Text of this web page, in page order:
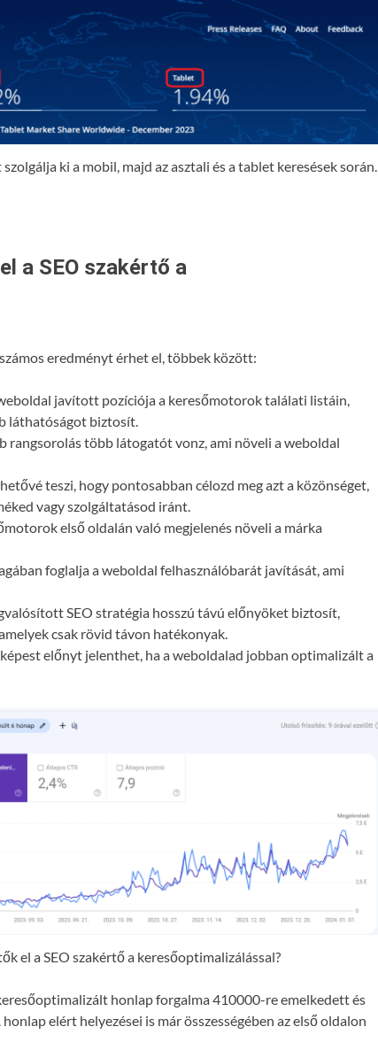
ki a mobil, majd az asztali és a tablet keresések során.
a SEO szakértő a
eredményt érhet el, többek között:
javított pozíciója a keresőmotorok találati listáin,
láthatóságot biztosít.
rangsorolás több látogatót vonz, ami növeli a weboldal
teszi, hogy pontosabban célozd meg azt a közönséget,
vagy szolgáltatásod iránt.
első oldalán való megjelenés növeli a márka
foglalja a weboldal felhasználóbarát javítását, ami
SEO stratégia hosszú távú előnyöket biztosít,
csak rövid távon hatékonyak.
előnyt jelenthet, ha a weboldalad jobban optimalizált a
el a SEO szakértő a keresőoptimalizálással?
honlap forgalma 410000-re emelkedett és
elért helyezései is már összességében az első oldalon